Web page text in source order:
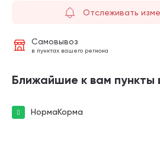
Отслеживать
Самовывоз
в пунктах вашего региона
Ближайшие к вам пункты
НормаКорма